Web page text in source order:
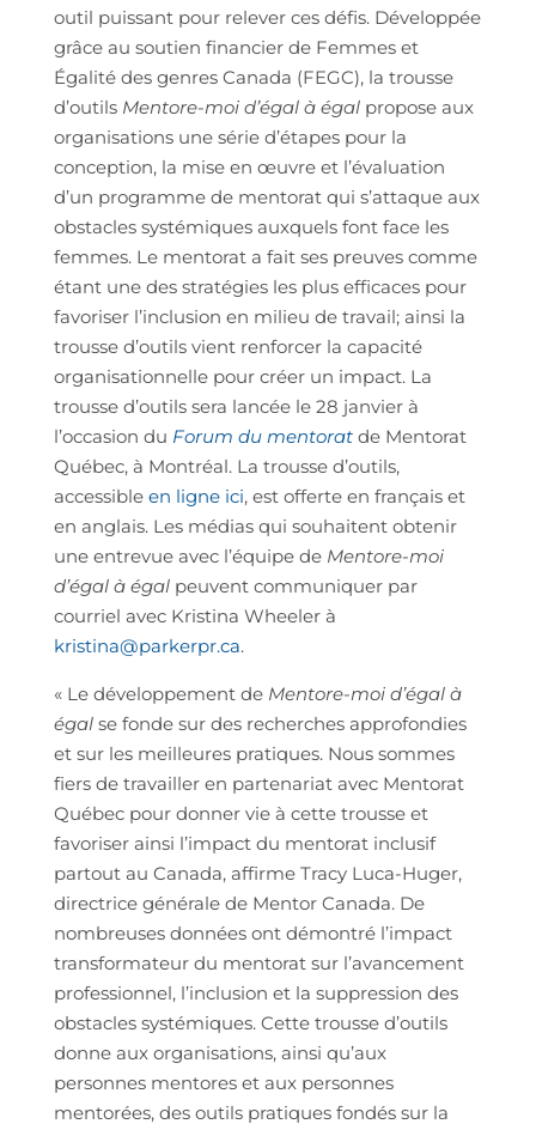
outil puissant pour relever ces défis. Développée
grâce au soutien financier de Femmes et
Égalité des genres Canada (FEGC), la trousse
d’outils Mentore-moi d’égal à égal propose aux
organisations une série d’étapes pour la
conception, la mise en œuvre et l’évaluation
d’un programme de mentorat qui s’attaque aux
obstacles systémiques auxquels font face les
femmes. Le mentorat a fait ses preuves comme
étant une des stratégies les plus efficaces pour
favoriser l’inclusion en milieu de travail; ainsi la
trousse d’outils vient renforcer la capacité
organisationnelle pour créer un impact. La
trousse d’outils sera lancée le 28 janvier à
l’occasion du Forum du mentoratde Mentorat
Québec, à Montréal. La trousse d’outils,
accessible en ligne ici, est offerte en français et
en anglais. Les médias qui souhaitent obtenir
une entrevue avec l’équipe de Mentore-moi
d’égal à égal peuvent communiquer par
courriel avec Kristina Wheeler à
kristina@parkerpr.ca.
« Le développement de Mentore-moi d’égal à
égal se fonde sur des recherches approfondies
et sur les meilleures pratiques. Nous sommes
fiers de travailler en partenariat avec Mentorat
Québec pour donner vie à cette trousse et
favoriser ainsi l’impact du mentorat inclusif
partout au Canada, affirme Tracy Luca-Huger,
directrice générale de Mentor Canada. De
nombreuses données ont démontré l’impact
transformateur du mentorat sur l’avancement
professionnel, l’inclusion et la suppression des
obstacles systémiques. Cette trousse d’outils
donne aux organisations, ainsi qu’aux
personnes mentores et aux personnes
mentorées, des outils pratiques fondés sur la